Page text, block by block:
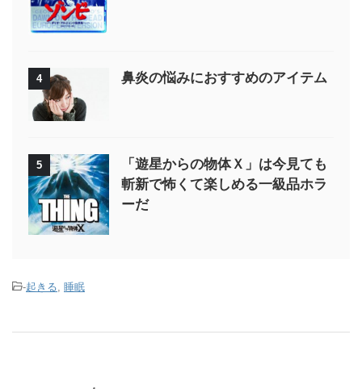
4 鼻炎の悩みにおすすめのアイテム
5
「遊星からの物体Ｘ」は今見ても
斬新で怖くて楽しめる一級品ホラ
ーだ
-起きる, 睡眠